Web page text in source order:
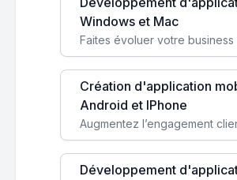
Windows et Mac
Création d'application
Android et IPhone
Développement